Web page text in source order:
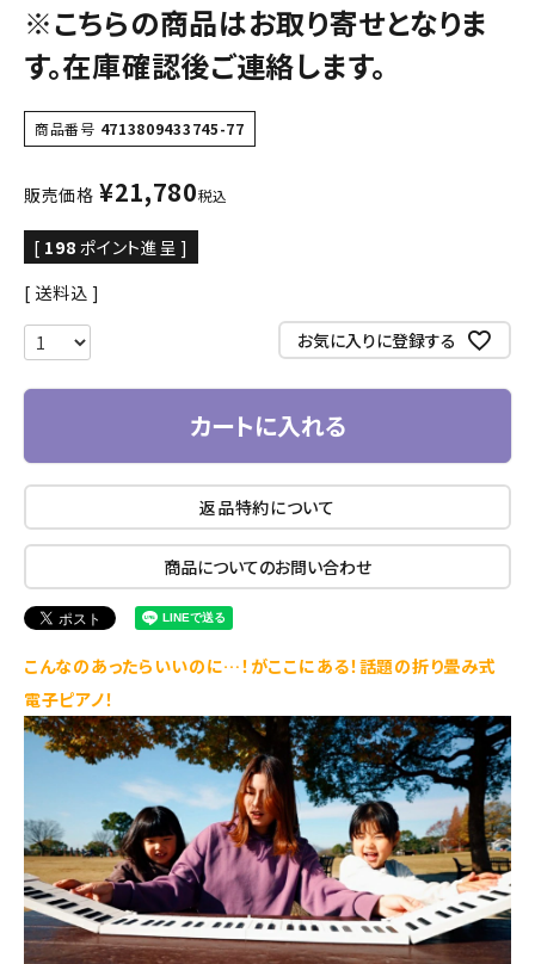
※こちらの商品はお取り寄せとなりま
す。在庫確認後ご連絡します。
商品番号 4713809433745-77
販売価格 ¥21,780税込
[ 198 ポイント進呈 ]
送料込
お気に入りに登録する
カートに入れる
返品特約について
商品についてのお問い合わせ
こんなのあったらいいのに…！がここにある！話題の折り畳み式
電子ピアノ！